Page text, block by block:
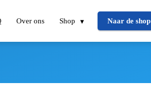
Over ons Shop Naar de shop